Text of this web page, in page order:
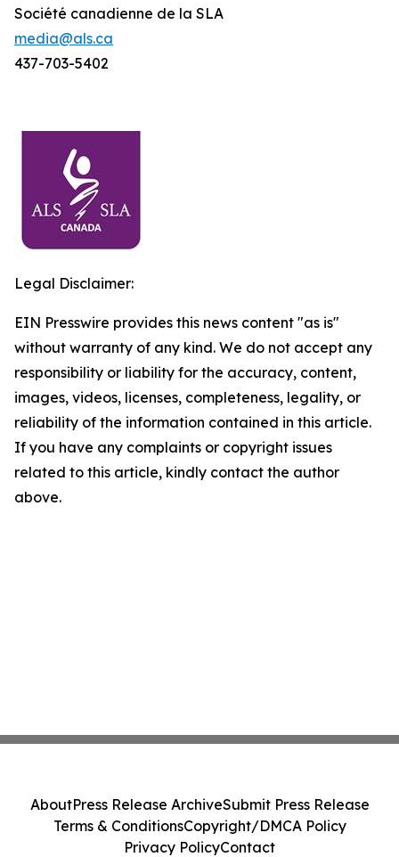
Société canadienne de la SLA
media@als.ca
437-703-5402
Legal Disclaimer:
EIN Presswire provides this news content "as is"
without warranty of any kind. We do not accept any
responsibility or liability for the accuracy, content,
images, videos, licenses, completeness, legality, or
reliability of the information contained in this article.
If you have any complaints or copyright issues
related to this article, kindly contact the author
above.
AboutPress Release ArchiveSubmit Press Release
Terms & ConditionsCopyright/DMCA Policy
Privacy PolicyContact